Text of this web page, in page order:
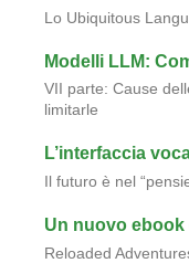
Lo Ubiquitous
Modelli LLM:
VII parte: Cause
limitarle
L’interfaccia
Il futuro è nel
Un nuovo ebook
Reloaded